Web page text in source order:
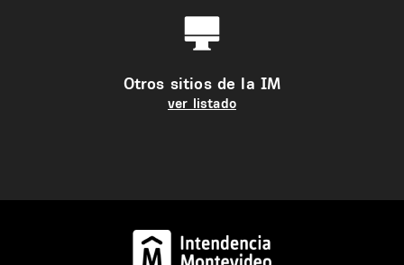
Otros sitios de la IM
ver listado